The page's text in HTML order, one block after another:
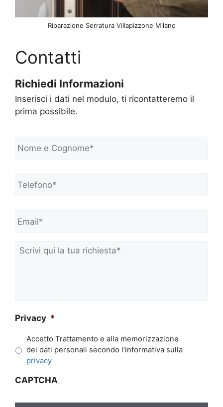
Riparazione Serratura Villapizzone Milano
Contatti
Richiedi Informazioni
Inserisci i dati nel modulo, ti ricontatteremo il
prima possibile.
o
e
C
n
m
Scrivi
qui
Privacy *
Accetto Trattamento e alla memorizzazione
dei dati personali secondo l’informativa sulla
privacy
CAPTCHA